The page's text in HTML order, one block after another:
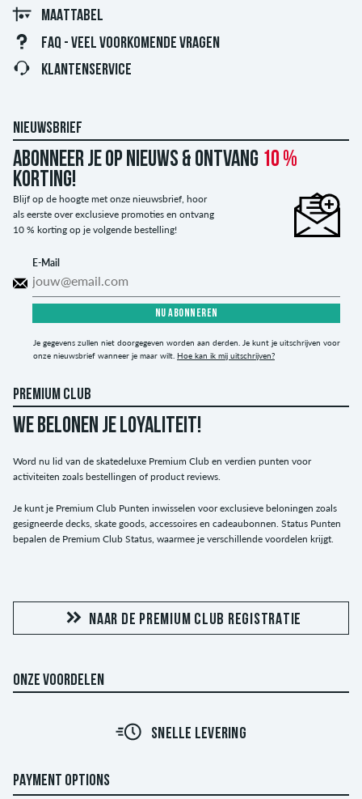
MAATTABEL
FAQ - VEEL VOORKOMENDE VRAGEN
KLANTENSERVICE
NIEUWSBRIEF
Abonneer je op nieuws & ontvang 10 %
korting!
Blijf op de hoogte met onze nieuwsbrief, hoor
als eerste over exclusieve promoties en ontvang
10 % korting op je volgende bestelling!
E-Mail
NU ABONNEREN
Je gegevens zullen niet doorgegeven worden aan derden. Je kunt je uitschrijven voor
onze nieuwsbrief wanneer je maar wilt. Hoe kan ik mij uitschrijven?
PREMIUM CLUB
WE BELONEN JE LOYALITEIT!
Word nu lid van de skatedeluxe Premium Club en verdien punten voor
activiteiten zoals bestellingen of product reviews.
Je kunt je Premium Club Punten inwisselen voor exclusieve beloningen zoals
gesigneerde decks, skate goods, accessoires en cadeaubonnen. Status Punten
bepalen de Premium Club Status, waarmee je verschillende voordelen krijgt.
NAAR DE PREMIUM CLUB REGISTRATIE
ONZE VOORDELEN
SNELLE LEVERING
PAYMENT OPTIONS